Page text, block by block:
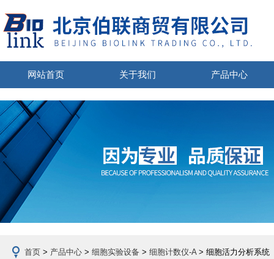
网站首页 关于我们 产品中心
首页 > 产品中心 > 细胞实验设备 > 细胞计数仪-A> 细胞活力分析系统